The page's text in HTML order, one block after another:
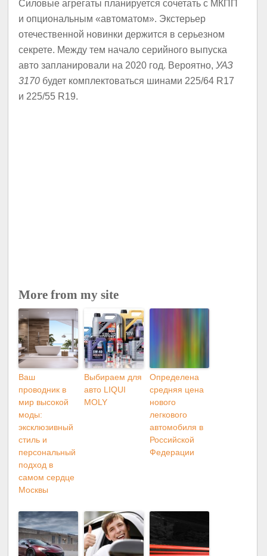
Силовые агрегаты планируется сочетать с МКПП
и опциональным «автоматом». Экстерьер
отечественной новинки держится в серьезном
секрете. Между тем начало серийного выпуска
авто запланировали на 2020 год. Вероятно,УАЗ
3170 будет комплектоваться шинами 225/64 R17
и 225/55 R19.
More from my site
Ваш
проводник в
мир высокой
моды:
эксклюзивный
стиль и
персональный
подход в
самом сердце
Москвы
Выбираем для
авто LIQUI
MOLY
Определена
средняя цена
нового
легкового
автомобиля в
Российской
Федерации